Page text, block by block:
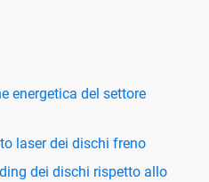
energetica del settore
laser dei dischi freno
dei dischi rispetto allo